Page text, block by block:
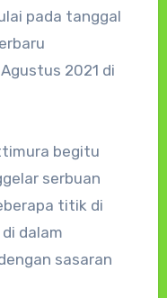
pada tanggal
2021 di
begitu
serbuan
titik di
dalam
sasaran